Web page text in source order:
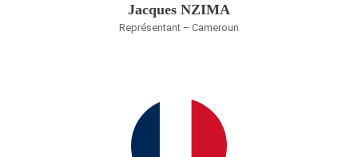
Jacques NZIMA
Représentant – Cameroun